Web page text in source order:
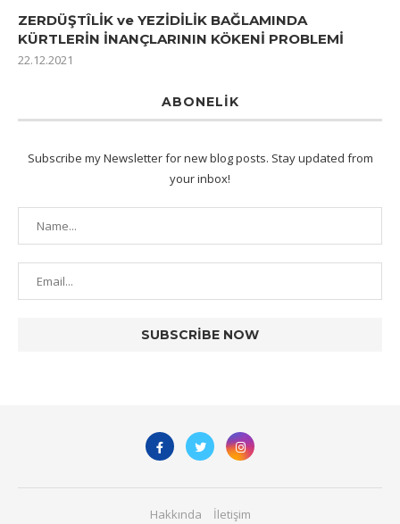
ZERDÜŞTÎLİK ve YEZİDİLİK BAĞLAMINDA
KÜRTLERİN İNANÇLARININ KÖKENİ PROBLEMİ
22.12.2021
ABONELIK
Subscribe my Newsletter for new blog posts. Stay updated from
your inbox!
Hakkında İletişim